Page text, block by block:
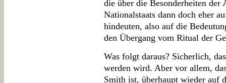
die über die Besonderheiten der
Nationalstaats dann doch eher
hindeuten, also auf die
den Übergang vom Ritual der
Was folgt daraus? Sicherlich,
werden wird. Aber vor allem,
Smith ist, überhaupt wieder auf